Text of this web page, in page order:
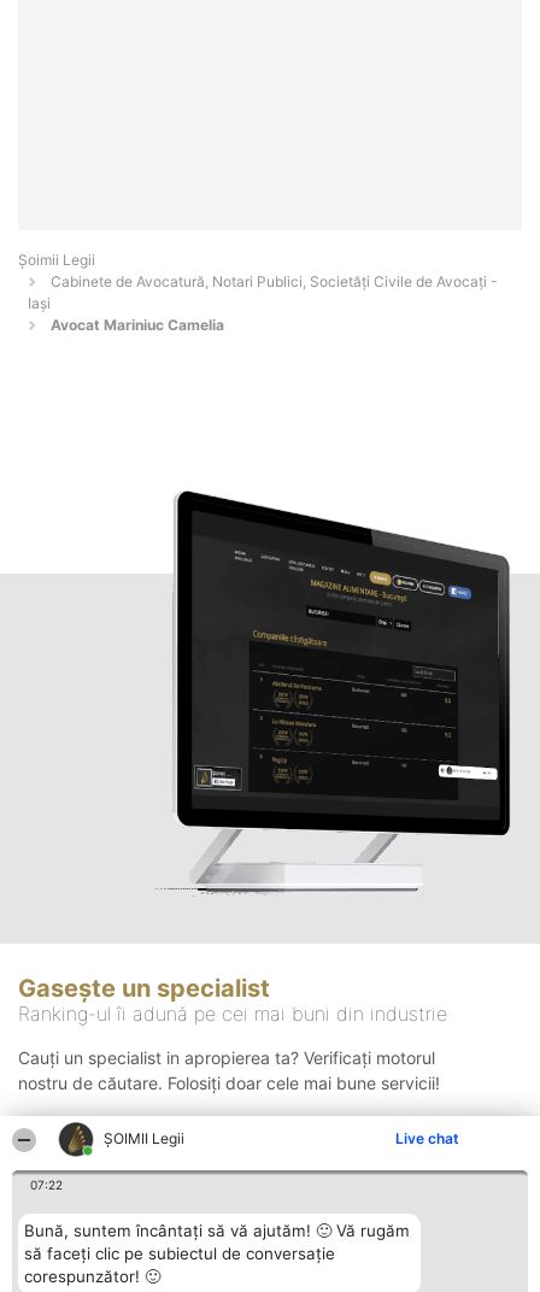
ȘOIMII Legii Live chat
07:22
Bună, suntem încântați să vă ajutăm! 🙂 Vă rugăm
să faceți clic pe subiectul de conversație
corespunzător! 🙂
Șoimii Legii
Cabinete de Avocatură, Notari Publici, Societăți Civile de Avocați -
Iaşi
Avocat Mariniuc Camelia
Gasește un specialist
Ranking-ul îi adună pe cei mai buni din industrie
Cauți un specialist in apropierea ta? Verificați motorul
nostru de căutare. Folosiți doar cele mai bune servicii!